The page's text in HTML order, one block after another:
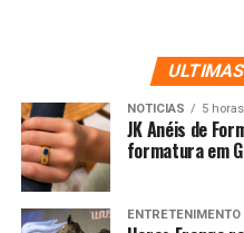
NOTICIAS 5
JK Anéis de
formatura em
ENTRETENIMENTO